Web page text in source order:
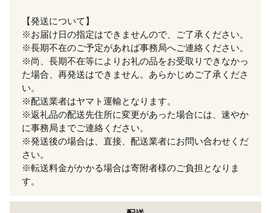
【発送について】
※お届け日の指定はできませんので、ご了承ください。
※長期不在のご予定があれば事務局へご連絡ください。
※尚、長期不在等によりお礼の品をお受取りできなかっ
た場合、再発送はできません。あらかじめご了承くださ
い。
※配送業者はヤマト運輸となります。
※返礼品の配送先住所に変更があった場合には、速やか
に事務局までご連絡ください。
※発送後の場合は、直接、配送業者にお問い合わせくだ
さい。
※転送料金がかかる場合は寄附者様のご負担となりま
す。